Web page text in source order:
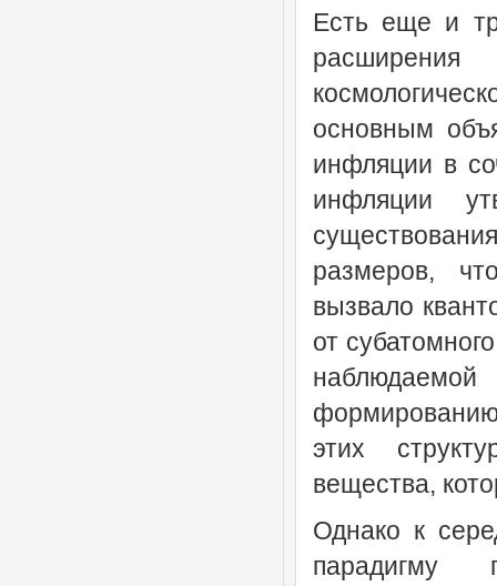
Есть еще и
основным
инфляции в
инфляции
размеров,
вызвало
от
этих
вещества,
Однако к
парадигму